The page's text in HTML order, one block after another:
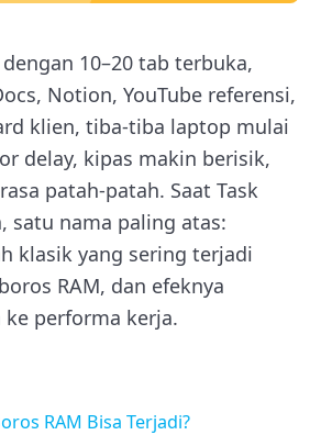
10–20 tab terbuka,
Notion, YouTube referensi,
klien, tiba-tiba laptop mulai
delay, kipas makin berisik,
patah-patah. Saat Task
satu nama paling atas:
klasik yang sering terjadi
RAM, dan efeknya
performa kerja.
RAM Bisa Terjadi?